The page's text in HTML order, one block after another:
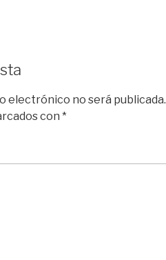
electrónico no será publicada.
con *